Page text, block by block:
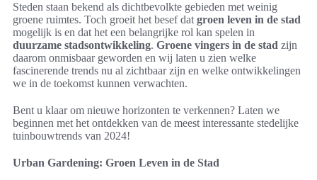
Steden staan bekend als dichtbevolkte gebieden met weinig
groene ruimtes. Toch groeit het besef dat groen leven in de stad
mogelijk is en dat het een belangrijke rol kan spelen in
duurzame stadsontwikkeling. Groene vingers in de stad zijn
daarom onmisbaar geworden en wij laten u zien welke
fascinerende trends nu al zichtbaar zijn en welke ontwikkelingen
we in de toekomst kunnen verwachten.
Bent u klaar om nieuwe horizonten te verkennen? Laten we
beginnen met het ontdekken van de meest interessante stedelijke
tuinbouwtrends van 2024!
Urban Gardening: Groen Leven in de Stad